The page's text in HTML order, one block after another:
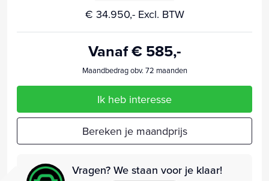
€ 34.950,- Excl. BTW
Vanaf € 585,-
Maandbedrag obv. 72 maanden
Ik heb interesse
Bereken je maandprijs
Vragen? We staan voor je klaar!